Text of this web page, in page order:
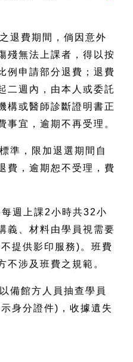
退費期間，倘因意外
殘無法上課者，得以按
例申請部分退費；退費
二週內，由本人或委託
構或醫師診斷證明書正
事宜，逾期不再受理。
準，限加退選期間自
費，逾期恕不受理，費
週上課2小時共32小
義、材料由學員視需要
提供影印服務)。班費
不涉及班費之規範。
備館方人員抽查學員
身分證件)，收據遺失